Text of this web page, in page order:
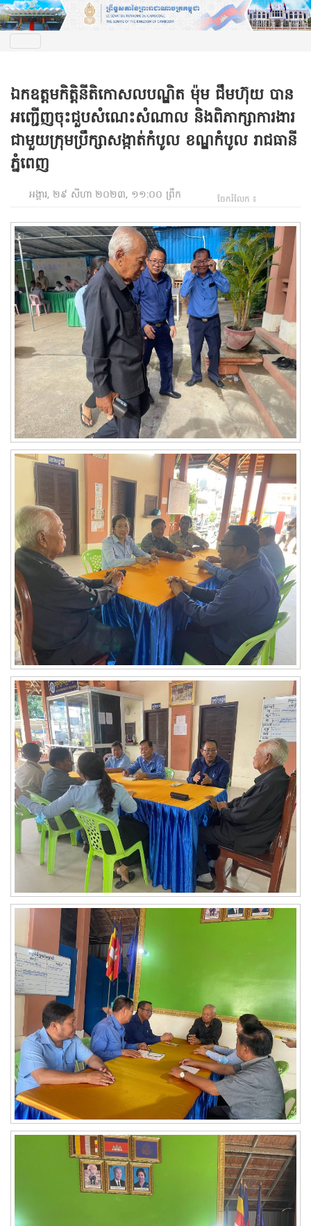
ឯកឧត្តមកិត្តិនីតិកោសលបណ្ឌិត ម៉ុម ជឹមហ៊ុយ បាន
អញ្ជើញចុះជួបសំណេះសំណាល និងពិភាក្សាការងារ
ជាមួយក្រុមប្រឹក្សាសង្កាត់កំបូល ខណ្ឌកំបូល រាជធានី
ភ្នំពេញ
អង្គារ, ២៩ សីហា ២០២៣, ១១:០០ ព្រឹក ចែករំលែក ៖